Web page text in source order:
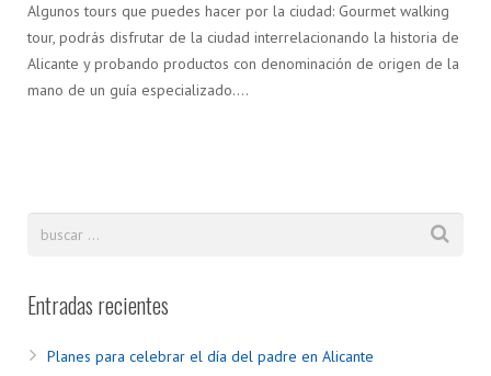
Algunos tours que puedes hacer por la ciudad: Gourmet walking
tour, podrás disfrutar de la ciudad interrelacionando la historia de
Alicante y probando productos con denominación de origen de la
mano de un guía especializado….
Entradas recientes
Planes para celebrar el día del padre en Alicante